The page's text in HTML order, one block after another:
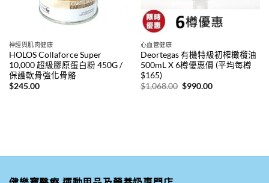
神經與肌肉健康
HOLOS Collaforce Super
10,000 超級膠原蛋白粉 450G /
保護軟骨強化骨骼
$245.00
心血管健康
Deortegas 有機特級初榨橄欖油
500mL X 6樽優惠價 (平均每樽
$165)
$1,068.00 原
$990.00目